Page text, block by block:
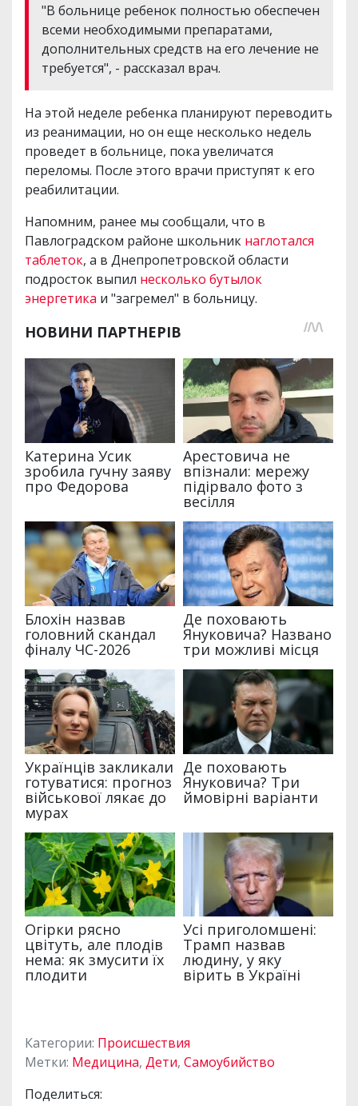
"В больнице ребенок полностью обеспечен
всеми необходимыми препаратами,
дополнительных средств на его лечение не
требуется", - рассказал врач.
На этой неделе ребенка планируют переводить
из реанимации, но он еще несколько недель
проведет в больнице, пока увеличатся
переломы. После этого врачи приступят к его
реабилитации.
Напомним, ранее мы сообщали, что в
Павлоградском районе школьник наглотался
таблеток, а в Днепропетровской области
подросток выпил несколько бутылок
энергетика и "загремел" в больницу.
Категории: Происшествия
Метки: Медицина, Дети, Самоубийство
Поделиться: